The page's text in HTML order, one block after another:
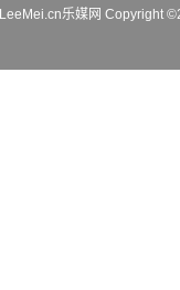
LeeMei.cn乐媒网 Copyright